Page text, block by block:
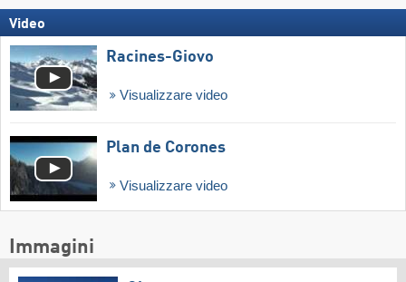
Video
Racines-Giovo
Visualizzare video
Plan de Corones
Visualizzare video
Immagini